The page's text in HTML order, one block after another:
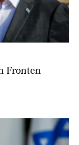
Fronten